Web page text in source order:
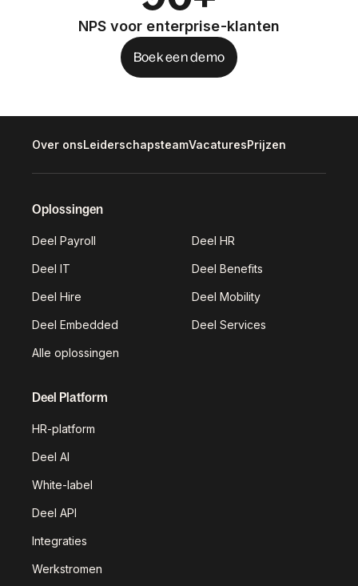
NPS voor enterprise-klanten
Boek een demo
Over onsLeiderschapsteamVacaturesPrijzen
Oplossingen
Deel Payroll Deel HR
Deel IT Deel Benefits
Deel Hire Deel Mobility
Deel Embedded Deel Services
Alle oplossingen
Deel Platform
HR-platform
Deel AI
White-label
Deel API
Integraties
Werkstromen